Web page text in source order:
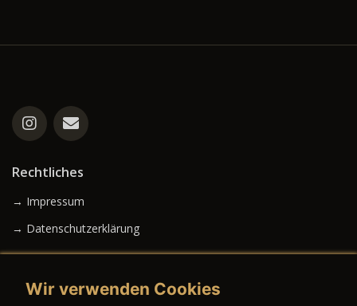
Rechtliches
→ Impressum
→ Datenschutzerklärung
Wir verwenden Cookies